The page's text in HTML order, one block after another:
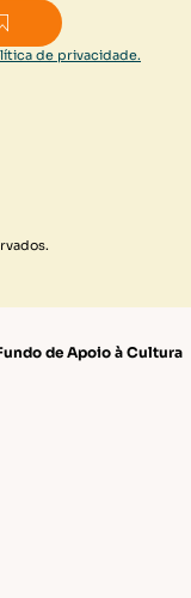
de privacidade.
de Apoio à Cultura